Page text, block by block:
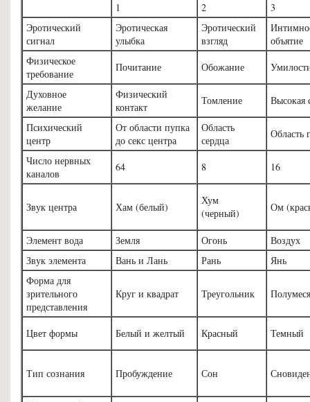
1 2
3
Эротический
сигнал
Эротическая
улыбка
Эротический
взгляд
объятие
Физическое
требование
Почитание Обожание
Духовное
желание
Физический
контакт
Томление Высокая
Психический
центр
От области пупка
до секс центра
Область
сердца
Область
Число нервных
каналов
64 8 16
Звук центра Хам (белый)
Хум
(черный)
Ом
Элемент вода Земля Огонь
Воздух
Звук элемента
Вань и Лань Рань
Янь
Форма для
зрительного
представления
Круг и квадрат Треугольник
Цвет формы Белый и желтый Красный Темный
Тип сознания Пробуждение Сон